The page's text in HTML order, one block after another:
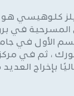
27 أكتوبر
في
الأول في
، ثم في
بإخراج العديد